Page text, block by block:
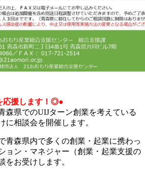
応援します！◎●
森県でのUIJターン創業を考えている
に相談会を開催します。
青森県内で多くの創業・起業に携わっ
ョン・マネジャー（創業・起業支援の
をお受けします。